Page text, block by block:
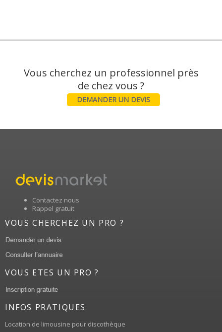
Vous cherchez un professionnel près
DEMANDER UN DEVIS
Contactez nous
Rappel gratuit
VOUS CHERCHEZ UN PRO ?
VOUS ETES UN PRO ?
INFOS PRATIQUES
Location de limousine pour discothèque